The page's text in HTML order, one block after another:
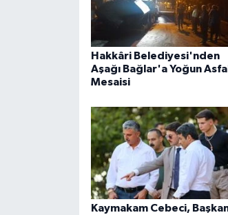
Hakkâri Belediyesi'nden
Aşağı Bağlar'a Yoğun
Mesaisi
Kaymakam Cebeci,